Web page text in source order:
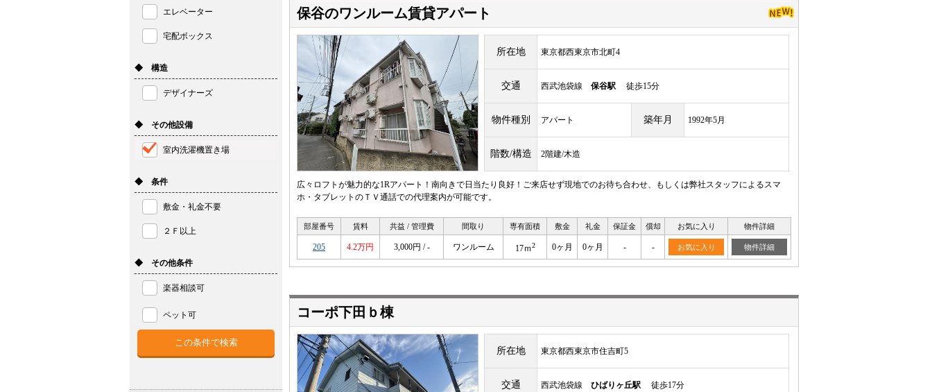
保谷のワンルーム賃貸アパート
所在地 東京都西東京市北町4
交通 西武池袋線 保谷駅 徒歩15分
物件種別 アパート 築年月 1992年5月
階数/構造 2階建/木造
広々ロフトが魅力的な1Rアパート！南向きで日当たり良好！ご来店せず現地でのお待ち合わせ、もしくは弊社スタッフによるスマ
ホ・タブレットのＴＶ通話での代理案内が可能です。
部屋番号 賃料 共益 / 管理費 間取り 専有面積 敷金 礼金 保証金 償却 お気に入り 物件詳細
205 4.2万円 3,000円 / - ワンルーム 17ｍ2 0ヶ月 0ヶ月 - - お気に入り 物件詳細
コーポ下田ｂ棟
所在地 東京都西東京市住吉町5
交通 西武池袋線 ひばりヶ丘駅 徒歩17分
エレベーター
宅配ボックス
◆ 構造
デザイナーズ
◆ その他設備
室内洗濯機置き場
◆ 条件
敷金・礼金不要
２Ｆ以上
◆ その他条件
楽器相談可
ペット可